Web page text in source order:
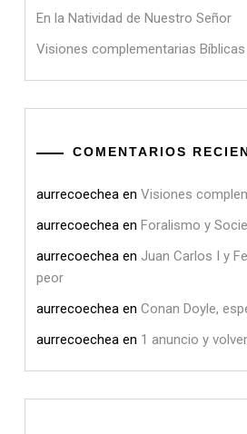
En la Natividad de Nuestro Señor
Visiones complementarias Bíblicas
COMENTARIOS
aurrecoechea en Visiones
aurrecoechea en Foralismo y
aurrecoechea en Juan Carlos I y
peor
aurrecoechea en Conan Doyle,
aurrecoechea en 1 anuncio y